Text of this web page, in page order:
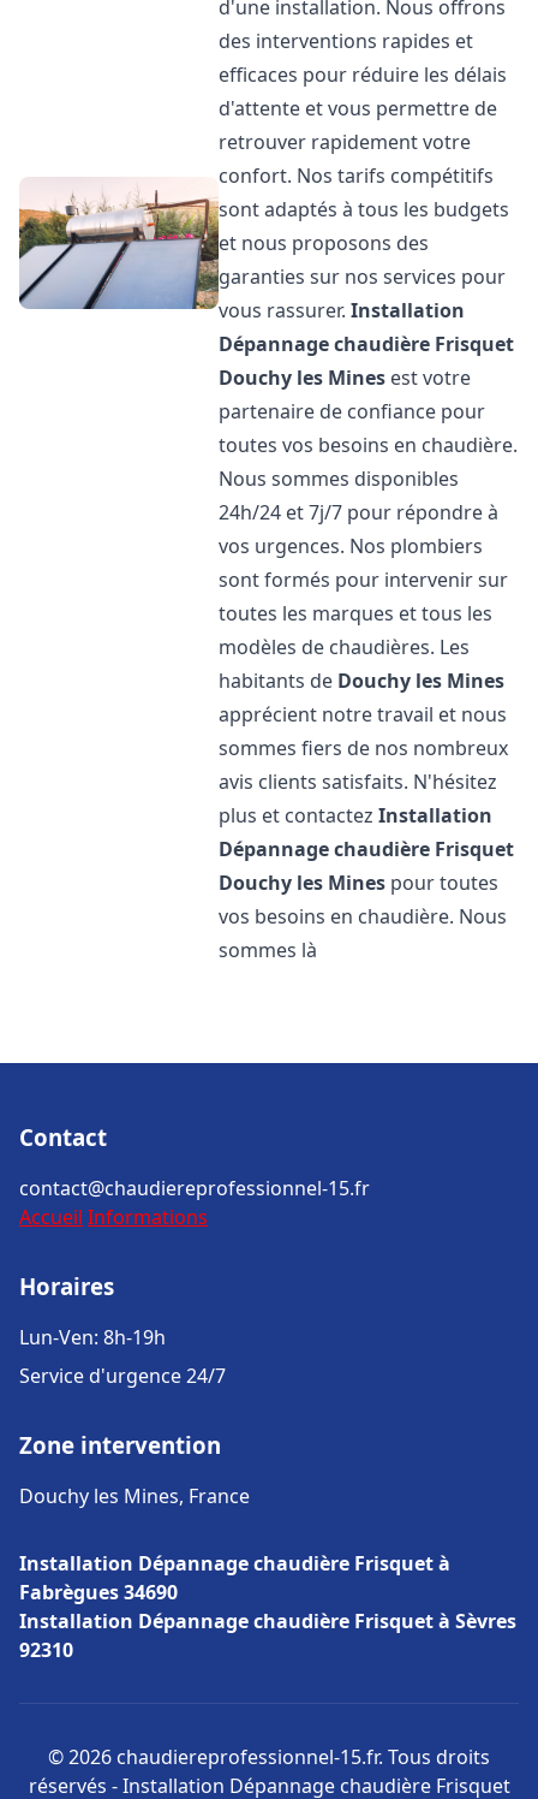
d'une installation. Nous offrons
des interventions rapides et
efficaces pour réduire les délais
d'attente et vous permettre de
retrouver rapidement votre
confort. Nos tarifs compétitifs
sont adaptés à tous les budgets
et nous proposons des
garanties sur nos services pour
vous rassurer.Installation
Dépannage chaudière Frisquet
Douchy les Mines est votre
partenaire de confiance pour
toutes vos besoins en chaudière.
Nous sommes disponibles
24h/24 et 7j/7 pour répondre à
vos urgences. Nos plombiers
sont formés pour intervenir sur
toutes les marques et tous les
modèles de chaudières. Les
habitants de Douchy les Mines
apprécient notre travail et nous
sommes fiers de nos nombreux
avis clients satisfaits. N'hésitez
plus et contactezInstallation
Dépannage chaudière Frisquet
Douchy les Mines pour toutes
vos besoins en chaudière. Nous
sommes là
Contact
contact@chaudiereprofessionnel-15.fr
Accueil Informations
Horaires
Lun-Ven: 8h-19h
Service d'urgence 24/7
Zone intervention
Douchy les Mines, France
Installation Dépannage chaudière Frisquet à
Fabrègues 34690
Installation Dépannage chaudière Frisquet à Sèvres
92310
© 2026 chaudiereprofessionnel-15.fr. Tous droits
réservés - Installation Dépannage chaudière Frisquet